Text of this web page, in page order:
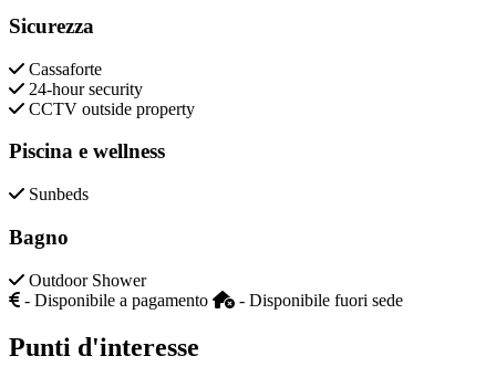
Sicurezza
Cassaforte
24-hour security
CCTV outside property
Piscina e wellness
Sunbeds
Bagno
Outdoor Shower
- Disponibile a pagamento
- Disponibile fuori sede
Punti d'interesse